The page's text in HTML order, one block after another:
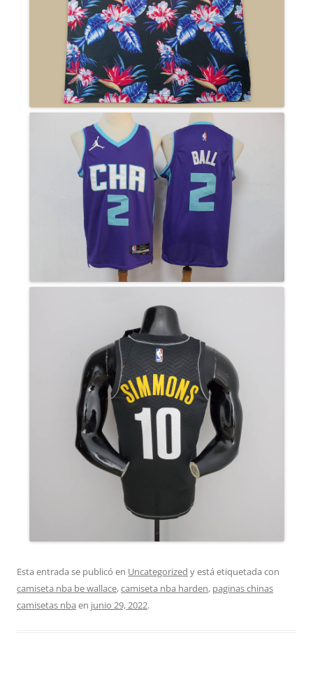
Esta entrada se publicó en Uncategorized y está etiquetada con
camiseta nba be wallace,camiseta nba harden, paginas chinas
camisetas nba en junio 29, 2022.